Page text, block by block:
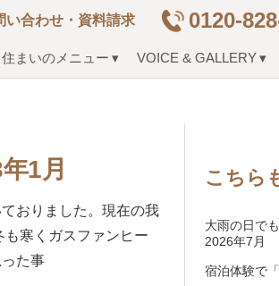
い合わせ・資料請求 0120-
住まいのメニュー VOICE & GALLERY
1月
おりました。現在の我
寒くガスファンヒー
た事
こちら
大雨の日で
2026年7月
宿泊体験で